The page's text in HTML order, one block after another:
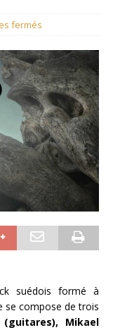
fermés
suédois formé à
se compose de trois
(guitares), Mikael